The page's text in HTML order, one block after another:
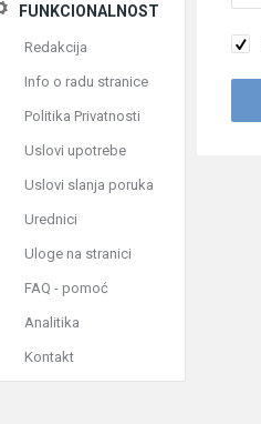
FUNKCIONALNOST
Redakcija
Info o radu stranice
Politika Privatnosti
Uslovi upotrebe
Uslovi slanja poruka
Urednici
Uloge na stranici
FAQ - pomoć
Analitika
Kontakt